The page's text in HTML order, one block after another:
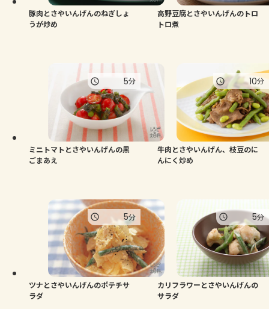
豚肉とさやいんげんのねぎしょ
うが炒め
高野豆腐とさやいんげんのトロ
トロ煮
ミニトマトとさやいんげんの黒
ごまあえ
5分
牛肉とさやいんげん、枝豆のに
んにく炒め
10分
ツナとさやいんげんのポテチサ
ラダ
5分
カリフラワーとさやいんげんの
サラダ
5分